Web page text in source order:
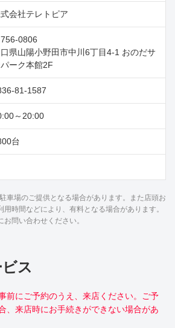
会社テレトピア
0806
県山陽小野田市中川6丁目4‐1 おのだサ
パーク本館2F
81-1587
～20:00
台
車場のご提供となる場合があります。また店頭お
時間などにより、有料となる場合があります。
問い合わせください。
ス
前にご予約のうえ、来店ください。ご予
、来店時にお手続きができない場合があ